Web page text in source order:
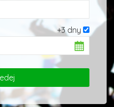
+3 dny